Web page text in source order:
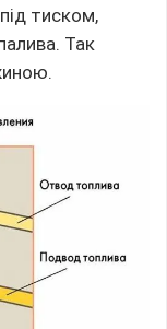
тиском,
Так